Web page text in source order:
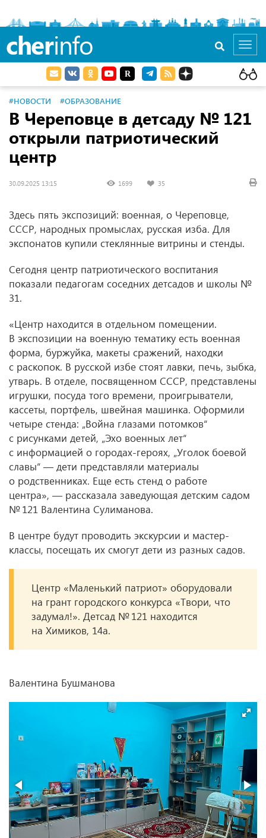
cherinfo
#НОВОСТИ #ОБРАЗОВАНИЕ
В Череповце в детсаду № 121
открыли патриотический
центр
30.09.2025 13:15 1699 35
Здесь пять экспозиций: военная, о Череповце,
СССР, народных промыслах, русская изба. Для
экспонатов купили стеклянные витрины и стенды.
Сегодня центр патриотического воспитания
показали педагогам соседних детсадов и школы №
31.
«Центр находится в отдельном помещении.
В экспозиции на военную тематику есть военная
форма, буржуйка, макеты сражений, находки
с раскопок. В русской избе стоят лавки, печь, зыбка,
утварь. В отделе, посвященном СССР, представлены
игрушки, посуда того времени, проигрыватели,
кассеты, портфель, швейная машинка. Оформили
четыре стенда: „Война глазами потомков“
с рисунками детей, „Эхо военных лет“
с информацией о городах-героях, „Уголок боевой
славы“ — дети представляли материалы
о родственниках. Еще есть стенд о работе
центра», — рассказала заведующая детским садом
№ 121 Валентина Сулиманова.
В центре будут проводить экскурсии и мастер-
классы, посещать их смогут дети из разных садов.
Центр «Маленький патриот» оборудовали
на грант городского конкурса «Твори, что
задумал!». Детсад № 121 находится
на Химиков, 14а.
Валентина Бушманова